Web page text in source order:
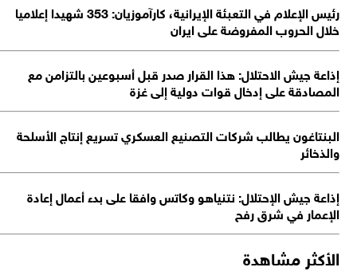
رئيس الإعلام في التعبئة الإيرانية، كارآموزيان: 353 شهيدا إعلاميا
الحروب المفروضة على ايران
جيش الاحتلال: هذا القرار صدر قبل أسبوعين بالتزامن مع
على إدخال قوات دولية إلى غزة
يطالب شركات التصنيع العسكري تسريع إنتاج الأسلحة
جيش الإحتلال: نتنياهو وكاتس وافقا على بدء أعمال إعادة
في شرق رفح
مشاهدة